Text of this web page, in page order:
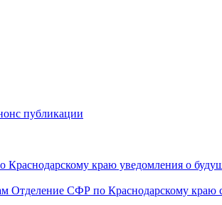
публикации
краю уведомления о
Отделение СФР по Краснодарскому краю